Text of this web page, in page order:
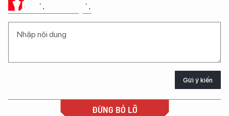
Ý KIẾN CỦA BẠN
Gửi ý kiến
ĐỪNG BỎ LỠ